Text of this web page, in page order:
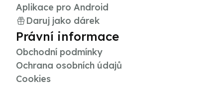
Aplikace pro Android
Daruj jako dárek
Právní informace
Obchodní podmínky
Ochrana osobních údajů
Cookies